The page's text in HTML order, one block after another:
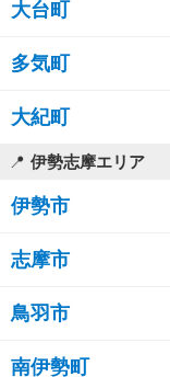
大台町
多気町
大紀町
伊勢志摩エリア
伊勢市
志摩市
鳥羽市
南伊勢町